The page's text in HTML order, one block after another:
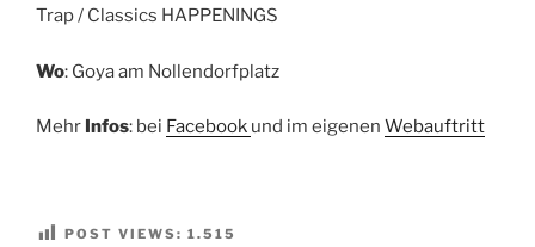
Trap / Classics HAPPENINGS
Wo: Goya am Nollendorfplatz
Mehr Infos: bei Facebook und im eigenen Webauftritt
POST VIEWS: 1.515